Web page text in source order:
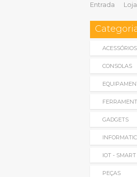
Entrada Loja
ACESSÓRIOS
CONSOLAS
GADGETS
IOT -
PEÇAS